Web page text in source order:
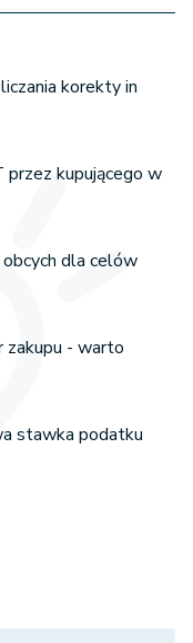
korekty in
przez kupującego w
dla celów
zakupu - warto
stawka podatku